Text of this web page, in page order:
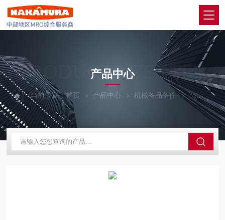
PRODUCTS CENTER
产品中心
当前位置：首页 产品中心 机械备品备件 TORAY/东